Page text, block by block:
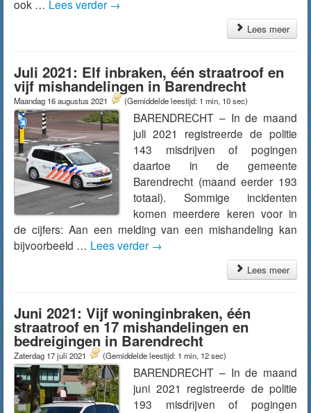
ook … Lees verder →
Lees meer
Juli 2021: Elf inbraken, één straatroof en
vijf mishandelingen in Barendrecht
Maandag 16 augustus 2021 (Gemiddelde leestijd: 1 min, 10 sec)
BARENDRECHT – In de maand
juli 2021 registreerde de politie
143 misdrijven of pogingen
daartoe in de gemeente
Barendrecht (maand eerder 193
totaal). Sommige incidenten
komen meerdere keren voor in
de cijfers: Aan een melding van een mishandeling kan
bijvoorbeeld … Lees verder →
Lees meer
Juni 2021: Vijf woninginbraken, één
straatroof en 17 mishandelingen en
bedreigingen in Barendrecht
Zaterdag 17 juli 2021 (Gemiddelde leestijd: 1 min, 12 sec)
BARENDRECHT – In de maand
juni 2021 registreerde de politie
193 misdrijven of pogingen